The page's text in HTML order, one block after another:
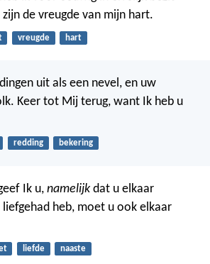
de vreugde van mijn hart.
vreugde hart
uit als een nevel, en uw
Keer tot Mij terug, want Ik heb u
redding bekering
Ik u, namelijk dat u elkaar
liefgehad heb, moet u ook elkaar
liefde naaste